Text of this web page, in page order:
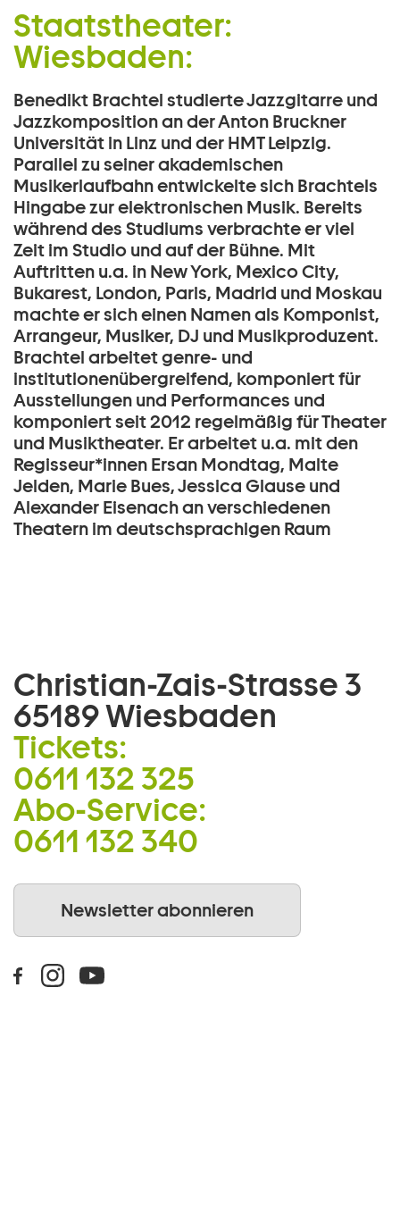
Zum Hauptinhalt springen
Zum Footer springen
Staatstheater:
Wiesbaden:
Musik/Komposition:
Benedikt Brachtel:
Benedikt Brachtel studierte Jazzgitarre und
Jazzkomposition an der Anton Bruckner
Universität in Linz und der HMT Leipzig.
Parallel zu seiner akademischen
Musikerlaufbahn entwickelte sich Brachtels
Hingabe zur elektronischen Musik. Bereits
während des Studiums verbrachte er viel
Zeit im Studio und auf der Bühne. Mit
Auftritten u.a. in New York, Mexico City,
Bukarest, London, Paris, Madrid und Moskau
machte er sich einen Namen als Komponist,
Arrangeur, Musiker, DJ und Musikproduzent.
Brachtel arbeitet genre- und
institutionenübergreifend, komponiert für
Ausstellungen und Performances und
komponiert seit 2012 regelmäßig für Theater
und Musiktheater. Er arbeitet u.a. mit den
Regisseur*innen Ersan Mondtag, Malte
Jelden, Marie Bues, Jessica Glause und
Alexander Eisenach an verschiedenen
Theatern im deutschsprachigen Raum
Christian-Zais-Strasse 3
65189 Wiesbaden
Tickets:
0611 132 325
Abo-Service:
0611 132 340
Newsletter abonnieren